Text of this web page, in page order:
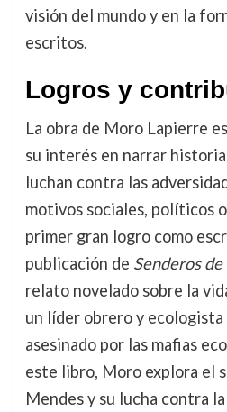
visión del mundo y en la
escritos.
Logros y
La obra de Moro Lapierre
su interés en narrar
luchan contra las
motivos sociales, políticos
primer gran logro como
publicación de Senderos
relato novelado sobre la
un líder obrero y
asesinado por las mafias
este libro, Moro explora el
Mendes y su lucha contra